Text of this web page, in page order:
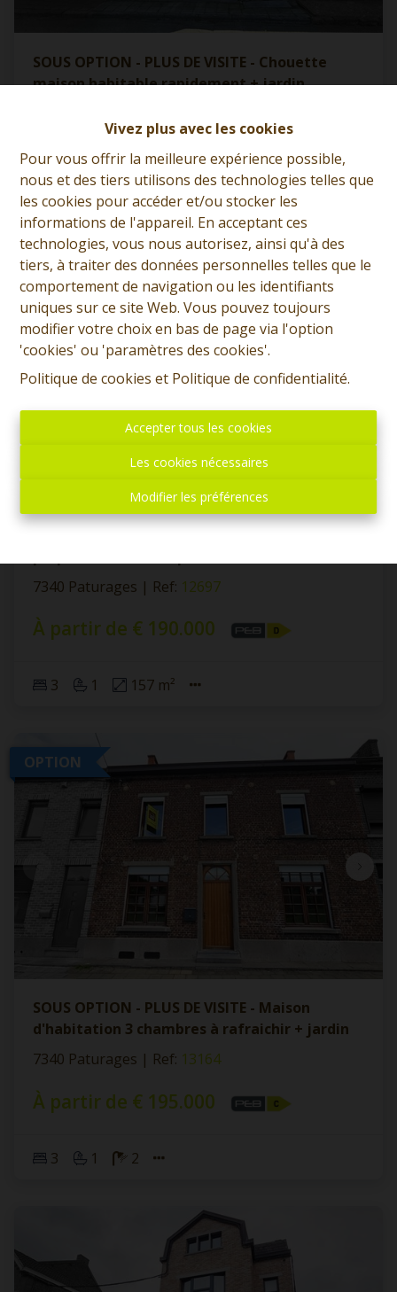
Vivez plus avec les cookies
Pour vous offrir la meilleure expérience possible,
nous et des tiers utilisons des technologies telles que
les cookies pour accéder et/ou stocker les
informations de l'appareil. En acceptant ces
technologies, vous nous autorisez, ainsi qu'à des
tiers, à traiter des données personnelles telles que le
comportement de navigation ou les identifiants
uniques sur ce site Web. Vous pouvez toujours
modifier votre choix en bas de page via l'option
'cookies' ou 'paramètres des cookies'.
Politique de cookies et Politique de confidentialité.
Accepter tous les cookies
Les cookies nécessaires
Modifier les préférences
SOUS OPTION - PLUS DE VISITE - Chouette
maison habitable rapidement + jardin
À partir de € 160.000
3 1 176 m²
OPTION
7340 Paturages | Ref: 12697
À partir de € 190.000
3 1 157 m²
OPTION
SOUS OPTION - PLUS DE VISITE - Maison
d'habitation 3 chambres à rafraichir + jardin
7340 Paturages | Ref: 13164
À partir de € 195.000
3 1 2